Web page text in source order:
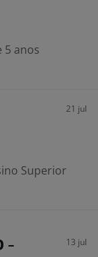
5 anos
21 jul
Superior
-
13 jul